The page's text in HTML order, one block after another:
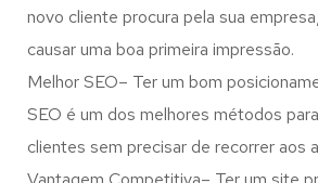
novo cliente procura pela sua
causar uma boa primeira impressão.
Melhor SEO– Ter um bom
SEO é um dos melhores métodos
clientes sem precisar de recorrer aos